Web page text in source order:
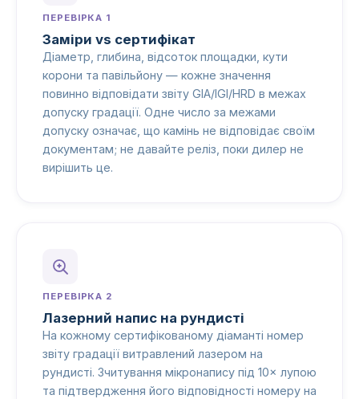
ПЕРЕВІРКА 1
Заміри vs сертифікат
Діаметр, глибина, відсоток площадки, кути
корони та павільйону — кожне значення
повинно відповідати звіту GIA/IGI/HRD в межах
допуску градації. Одне число за межами
допуску означає, що камінь не відповідає своїм
документам; не давайте реліз, поки дилер не
вирішить це.
ПЕРЕВІРКА 2
Лазерний напис на рундисті
На кожному сертифікованому діаманті номер
звіту градації витравлений лазером на
рундисті. Зчитування мікронапису під 10× лупою
та підтвердження його відповідності номеру на